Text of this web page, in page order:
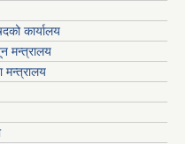
कार्यालय
मन्त्रालय
मन्त्रालय